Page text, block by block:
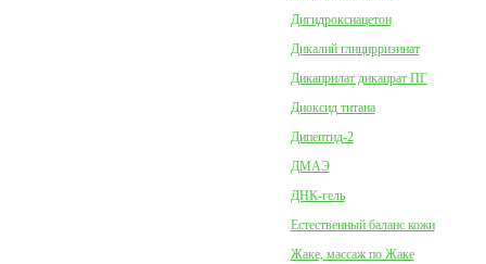
Дигидроксиацетон
Дикалий глицирризинат
Дикаприлат дикапрат ПГ
Диоксид титана
Дипептид-2
ДМАЭ
ДНК-гель
Естественный баланс кожи
Жаке, массаж по Жаке